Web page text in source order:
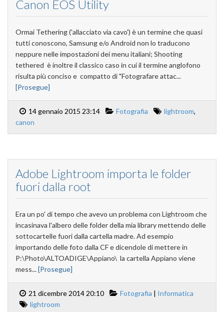
Canon EOS Utility
Ormai Tethering ('allacciato via cavo') è un termine che quasi
tutti conoscono, Samsung e/o Android non lo traducono
neppure nelle impostazioni dei menu italiani; Shooting
tethered è inoltre il classico caso in cui il termine anglofono
risulta più conciso e compatto di "Fotografare attac...
[Prosegue]
14 gennaio 2015 23:14 Fotografia lightroom,
canon
Adobe Lightroom importa le folder
fuori dalla root
Era un po' di tempo che avevo un problema con Lightroom che
incasinava l'albero delle folder della mia library mettendo delle
sottocartelle fuori dalla cartella madre. Ad esempio
importando delle foto dalla CF e dicendole di mettere in
P:\Photo\ALTOADIGE\Appiano\ la cartella Appiano viene
mess...[Prosegue]
21 dicembre 2014 20:10 Fotografia | Informatica
lightroom